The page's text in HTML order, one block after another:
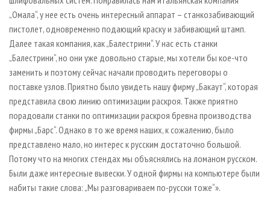
„Омала“, у нее есть очень интересный аппарат – станкозабивающий
пистолет, одновременно подающий краску и забивающий штамп.
Далее такая компания, как „Балестрини“. У нас есть станки
„Балестрини“, но они уже довольно старые, мы хотели бы кое-что
заменить и поэтому сейчас начали проводить переговоры о
поставке узлов. Приятно было увидеть нашу фирму „Бакаут“, которая
представила свою линию оптимизации раскроя. Также приятно
порадовали станки по оптимизации раскроя бревна производства
фирмы „Барс“. Однако в то же время наших, к сожалению, было
представлено мало, но интерес к русским достаточно большой.
Потому что на многих стендах мы объяснялись на ломаном русском.
Были даже интересные вывески. У одной фирмы на компьютере были
набиты такие слова: „Мы разговариваем по-русски тоже“».